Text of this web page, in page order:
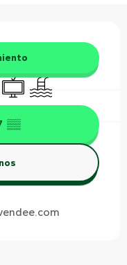
Televisión
Piscina
▒▒